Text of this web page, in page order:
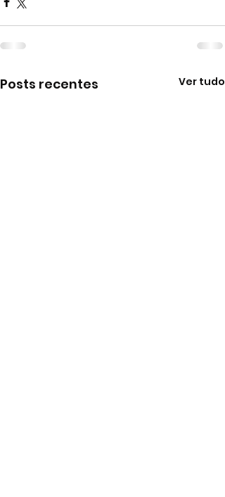
Posts recentes Ver tudo